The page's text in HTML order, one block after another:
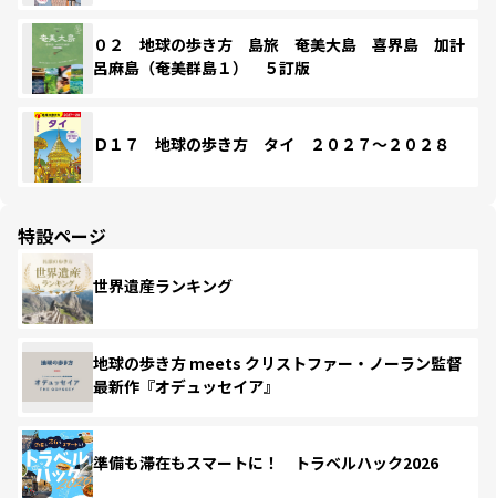
０２ 地球の歩き方 島旅 奄美大島 喜界島 加計
呂麻島（奄美群島１） ５訂版
Ｄ１７ 地球の歩き方 タイ ２０２７～２０２８
特設ページ
世界遺産ランキング
地球の歩き方 meets クリストファー・ノーラン監督
最新作『オデュッセイア』
準備も滞在もスマートに！ トラベルハック2026